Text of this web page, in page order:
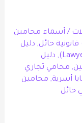
/ أسماء محامين
حائل, دليل
, دليل
, محامي تجاري
أسرية, محامين
حائل